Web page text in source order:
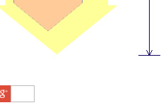
ックマーク